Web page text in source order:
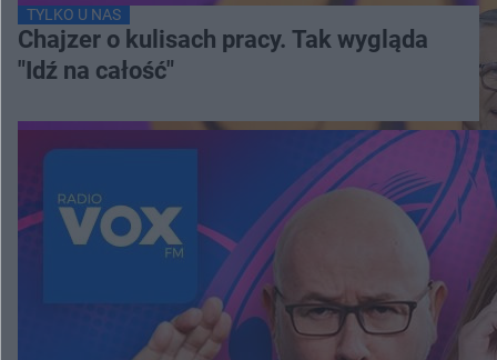
TYLKO U NAS
Chajzer o kulisach pracy. Tak wygląda
"Idź na całość"